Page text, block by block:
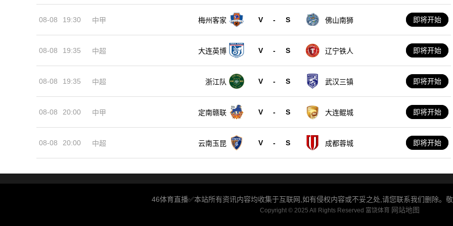
08-08 19:30 中甲 梅州客家 V - S 佛山南狮 即将开始
08-08 19:35 中超 大连英博 V - S 辽宁铁人 即将开始
08-08 19:35 中超 浙江队 V - S 武汉三镇 即将开始
08-08 20:00 中甲 定南赣联 V - S 大连鲲城 即将开始
08-08 20:00 中超 云南玉昆 V - S 成都蓉城 即将开始
46体育直播✅本站所有资讯内容均收集于互联网,如有侵权内容或不妥之处,请您联系我们删除。
Copyright © 2025 All Rights Reserved 富饶体育 网站地图